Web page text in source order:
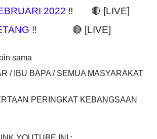
2022 ‼️       🔴 [LIVE]
‼️              🔴 [LIVE]
sama
/ IBU BAPA / SEMUA MASYARAKAT
PERINGKAT KEBANGSAAN